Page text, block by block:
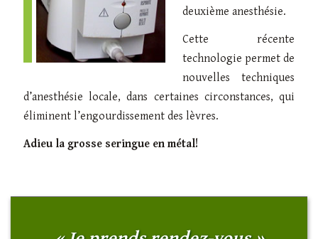
deuxième anesthésie.
Cette récente
technologie permet de
nouvelles techniques
d’anesthésie locale, dans certaines circonstances, qui
éliminent l’engourdissement des lèvres.
Adieu la grosse seringue en métal!